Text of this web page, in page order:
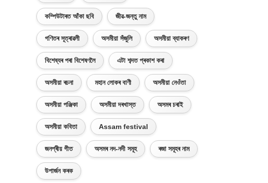
কম্পিউটাৰত আঁকা ছবি জীৱ-জন্তু নাম
গণিতৰ সূত্ৰাৱলী অসমীয়া সঁজুলি অসমীয়া ব্যাকৰণ
বিশেষ্যৰ পৰা বিশেষণলৈ এটা শব্দত প্ৰকাশ কৰা
অসমীয়া ৰচনা মহান লোকৰ বাণী অসমীয়া নেওঁতা
অসমীয়া পঞ্জিকা অসমীয়া দৰখাস্ত অসমৰ চৰাই
অসমীয়া কবিতা Assam festival
জনপ্ৰীয় গীত অসমৰ নদ-নদী সমূহ ৰজা সমূহৰ নাম
উপাৰ্জন কৰক